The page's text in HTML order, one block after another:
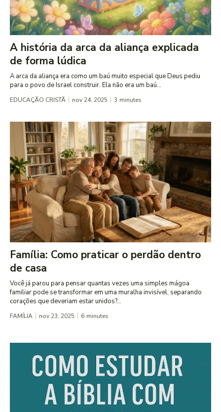
A história da arca da aliança explicada
de forma lúdica
A arca da aliança era como um baú muito especial que Deus pediu
para o povo de Israel construir. Ela não era um baú...
EDUCAÇÃO CRISTÃ nov 24, 2025 3 minutes
Família: Como praticar o perdão dentro
de casa
Você já parou para pensar quantas vezes uma simples mágoa
familiar pode se transformar em uma muralha invisível, separando
corações que deveriam estar unidos?...
FAMÍLIA nov 23, 2025 6 minutes